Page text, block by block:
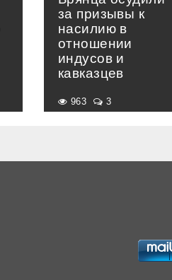
за призывы к
насилию в
отношении
индусов и
кавказцев
963 3